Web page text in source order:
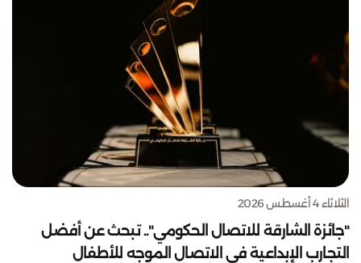
الثلاثاء 4 أغسطس 2026
"جائزة الشارقة للاتصال الحكومي".. تبحث عن أفضل
التجارب الإبداعية في الاتصال الموجه للأطفال